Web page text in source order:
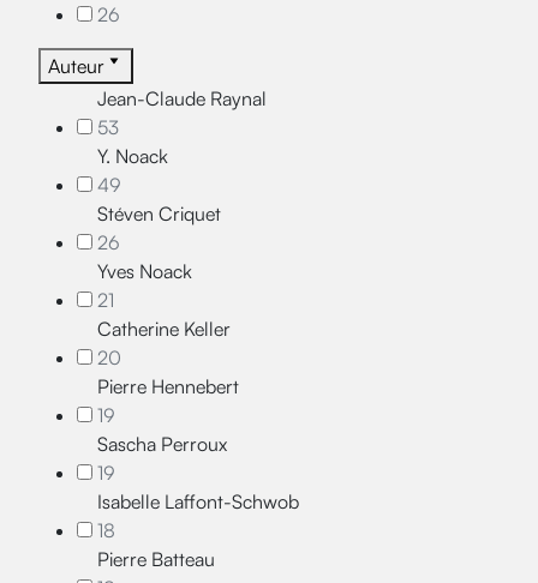
26
Auteur
Jean-Claude Raynal
53
Y. Noack
49
Stéven Criquet
26
Yves Noack
21
Catherine Keller
20
Pierre Hennebert
19
Sascha Perroux
19
Isabelle Laffont-Schwob
18
Pierre Batteau